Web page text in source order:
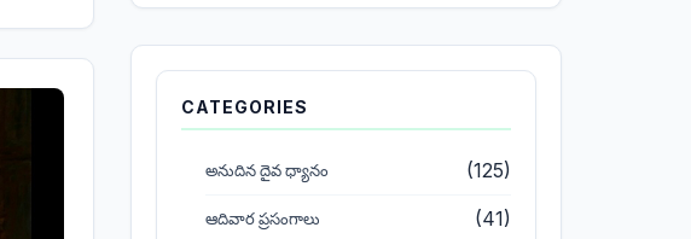
CATEGORIES
అనుదిన దైవ ధ్యానం (125)
ఆదివార ప్రసంగాలు (41)